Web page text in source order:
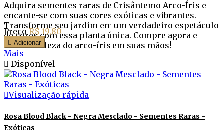
Adquira sementes raras de Crisântemo Arco-Íris e
encante-se com suas cores exóticas e vibrantes.
Transforme seu jardim em um verdadeiro espetáculo
de cores com essa planta única. Compre agora e
tenha a beleza do arco-íris em suas mãos!
Preço R$ 19,80
 Adicionar
Mais
 Disponível
Visualização rápida
Rosa Blood Black - Negra Mesclado - Sementes Raras -
Exóticas